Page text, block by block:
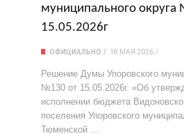
муниципального округа
15.05.2026г
ОФИЦИАЛЬНО 18 МАЯ 2026
Решение Думы Упоровского
№130 от 15.05.2026г. «Об
исполнении бюджета
поселения Упоровского
Тюменской …